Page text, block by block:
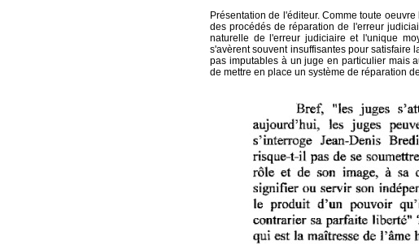
Présentation de l'éditeur. Comme toute
des procédés de réparation de l'erreur
naturelle de l'erreur judiciaire et l'unique
s'avèrent souvent insuffisantes pour satisfaire
pas imputables à un juge en particulier mais
de mettre en place un système de réparation